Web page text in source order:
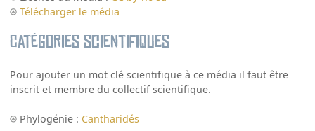
Télécharger le média
Catégories scientifiques
Pour ajouter un mot clé scientifique à ce média il faut être
inscrit et membre du collectif scientifique.
Phylogénie : Cantharidés